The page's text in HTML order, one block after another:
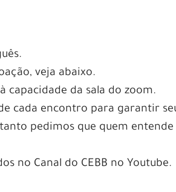
veja abaixo.
da sala do zoom.
cada encontro para garantir
pedimos que quem entende
no Canal do CEBB no Youtube.